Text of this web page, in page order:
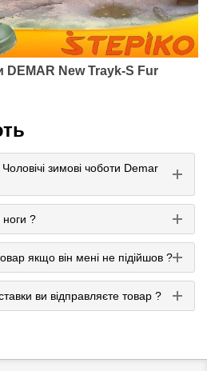
DEMAR New Trayk-S Fur
зимові чоботи Demar
ноги ?
якщо він мені не підійшов ?
ви відправляєте товар ?